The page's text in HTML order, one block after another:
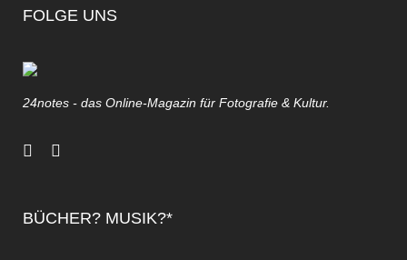
FOLGE UNS
24notes - das Online-Magazin für Fotografie & Kultur.
BÜCHER? MUSIK?*